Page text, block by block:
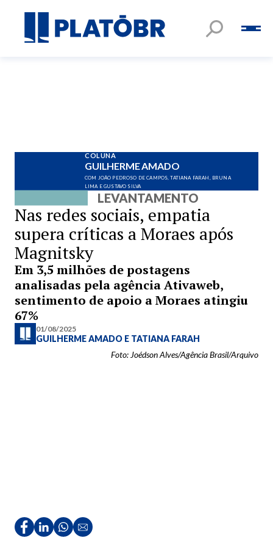
COLUNA
GUILHERME AMADO
COM JOÃO PEDROSO DE CAMPOS, TATIANA FARAH, BRUNA
LIMA E GUSTAVO SILVA
LEVANTAMENTO
Nas redes sociais, empatia
supera críticas a Moraes após
Magnitsky
Em 3,5 milhões de postagens
analisadas pela agência Ativaweb,
sentimento de apoio a Moraes atingiu
67%
01/08/2025
GUILHERME AMADO E TATIANA FARAH
Foto: Joédson Alves/Agência Brasil/Arquivo